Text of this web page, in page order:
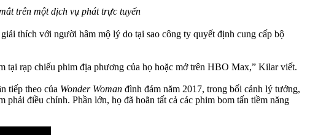
trên một dịch vụ phát trực tuyến
thích với người hâm mộ lý do tại sao công ty quyết định cung cấp bộ
tại rạp chiếu phim địa phương của họ hoặc mở trên HBO Max,” Kilar viết.
tiếp theo của Wonder Woman đình đám năm 2017, trong bối cảnh lý tưởng,
điều chỉnh. Phần lớn, họ đã hoãn tất cả các phim bom tấn tiềm năng